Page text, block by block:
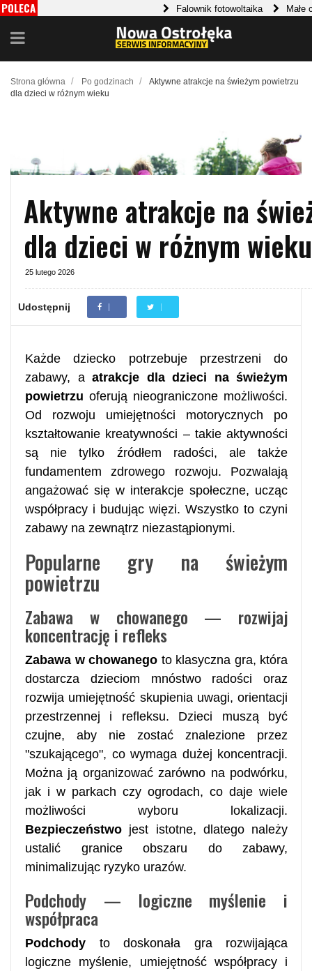
POLECA
Falownik fotowoltaika
Małe czy
Klasyka science fiction: Podróż w głąb
Strona główna / Po godzinach /
Aktywne atrakcje na świeżym powietrzu
dla dzieci w różnym wieku
Aktywne atrakcje na
dla dzieci w różnym wieku
25 lutego 2026
Udostępnij
​Każde dziecko potrzebuje przestrzeni do
zabawy, a atrakcje dla dzieci na świeżym
powietrzu oferują nieograniczone możliwości.
Od rozwoju umiejętności motorycznych po
kształtowanie kreatywności – takie aktywności
są nie tylko źródłem radości, ale także
fundamentem zdrowego rozwoju. Pozwalają
angażować się w interakcje społeczne, ucząc
współpracy i budując więzi. Wszystko to czyni
zabawy na zewnątrz niezastąpionymi.
Popularne gry na świeżym
powietrzu
Zabawa w chowanego — rozwijaj
koncentrację i refleks
Zabawa w chowanego to klasyczna gra, która
dostarcza dzieciom mnóstwo radości oraz
rozwija umiejętność skupienia uwagi, orientacji
przestrzennej i refleksu. Dzieci muszą być
czujne, aby nie zostać znalezione przez
"szukającego", co wymaga dużej koncentracji.
Można ją organizować zarówno na podwórku,
jak i w parkach czy ogrodach, co daje wiele
możliwości wyboru lokalizacji.
Bezpieczeństwo jest istotne, dlatego należy
ustalić granice obszaru do zabawy,
minimalizując ryzyko urazów.
Podchody — logiczne myślenie i
współpraca
Podchody to doskonała gra rozwijająca
logiczne myślenie, umiejętność współpracy i